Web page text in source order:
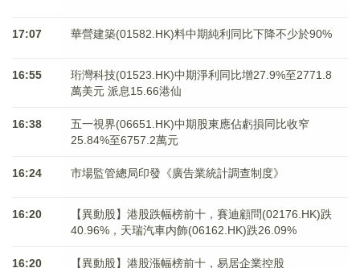
17:07 華營建築(01582.HK)料中期純利同比下降不少於90%
16:55
珩灣科技(01523.HK)中期淨利同比增27.9%至2771.8
萬美元 派息15.66港仙
16:38
五一視界(06651.HK)中期股東應佔虧損同比收窄
25.84%至6757.2萬元
16:24 市場監管總局印發《廣告業統計調查制度》
16:20
【異動股】港股跌幅榜前十，賽迪顧問(02176.HK)跌
40.96%，天瑞汽車内飾(06162.HK)跌26.09%
16:20
【異動股】港股漲幅榜前十，易居企業控股